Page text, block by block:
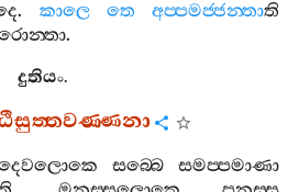
. කාලෙ තෙ අප‍්පමජ‍්ජන‍්තාති
.
දුතියං.
සබ‍්බෙ
සමප‍්පමාණා